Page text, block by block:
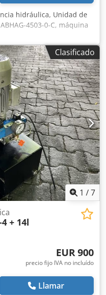
hidráulica, Unidad de
4503-0-C, máquina
ABHAG-4503-0-C
de pistones axiales
presión máxima de
Dimensiones: 900
depósito: 160 litros Peso:
Datos eléctricos: 400 V; 5,5
Clasificado
1 /7
+ 14l
EUR 900
precio fijo IVA no incluído
Llamar